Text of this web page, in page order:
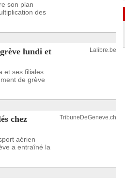
son plan
des
lundi et
et ses filiales
de grève
Lalibre.be
chez
aérien
a entraîné la
TribuneDeGeneve.ch